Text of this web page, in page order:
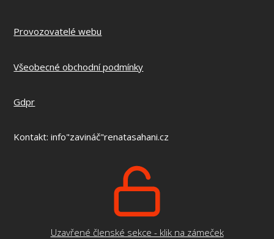
Provozovatelé webu
Všeobecné obchodní podmínky
Gdpr
Kontakt: info"zavináč"renatasahani.cz
Uzavřené členské sekce - klik na zámeček